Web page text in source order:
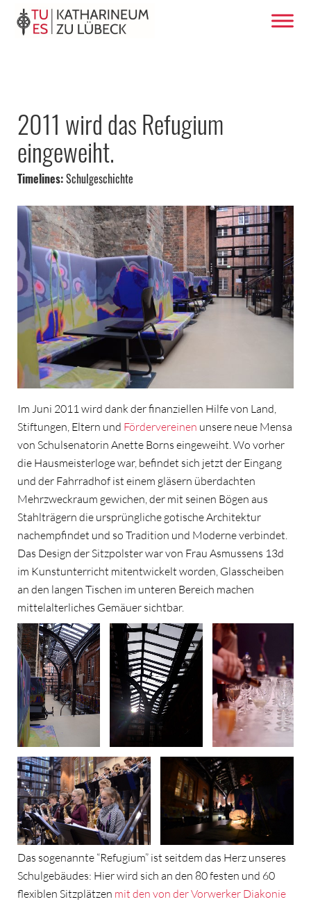
2011 wird das Refugium
eingeweiht.
Timelines:Schulgeschichte
Im Juni 2011 wird dank der finanziellen Hilfe von Land,
Stiftungen, Eltern und Fördervereinen unsere neue Mensa
von Schulsenatorin Anette Borns eingeweiht. Wo vorher
die Hausmeisterloge war, befindet sich jetzt der Eingang
und der Fahrradhof ist einem gläsern überdachten
Mehrzweckraum gewichen, der mit seinen Bögen aus
Stahlträgern die ursprüngliche gotische Architektur
nachempfindet und so Tradition und Moderne verbindet.
Das Design der Sitzpolster war von Frau Asmussens 13d
im Kunstunterricht mitentwickelt worden, Glasscheiben
an den langen Tischen im unteren Bereich machen
mittelalterliches Gemäuer sichtbar.
Refugium
Sonnenaufgan
g über dem
Refugium
Die Jazz-Combo spielt
im Refugium
Das sogenannte “Refugium” ist seitdem das Herz unseres
Schulgebäudes: Hier wird sich an den 80 festen und 60
flexiblen Sitzplätzen mit den von der Vorwerker Diakonie